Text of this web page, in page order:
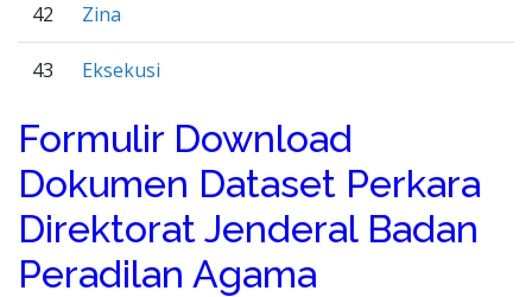
42 Zina
43 Eksekusi
Formulir Download
Dokumen Dataset Perkara
Direktorat Jenderal Badan
Peradilan Agama